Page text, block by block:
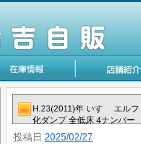
H.23(2011)年 いすゞ エル
化ダンプ 全低床 4ナンバー
投稿日 2025/02/27